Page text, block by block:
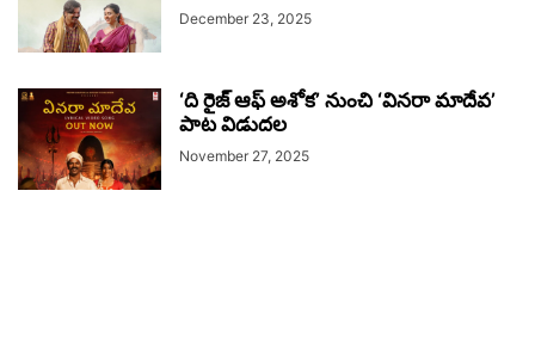
December 23, 2025
‘ది రైజ్ ఆఫ్ అశోక’ నుంచి ‘వినరా మాదేవ’
పాట విడుదల
November 27, 2025